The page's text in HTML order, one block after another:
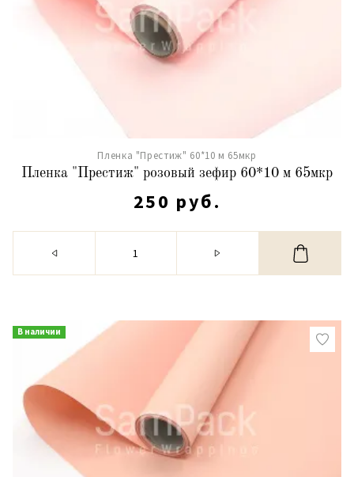
Пленка "Престиж" 60*10 м 65мкр
Пленка "Престиж" розовый зефир 60*10 м 65мкр
250 руб.
В наличии